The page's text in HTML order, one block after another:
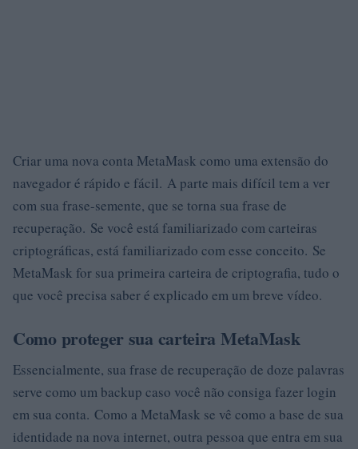
Criar uma nova conta MetaMask como uma extensão do
navegador é rápido e fácil. A parte mais difícil tem a ver
com sua frase-semente, que se torna sua frase de
recuperação. Se você está familiarizado com carteiras
criptográficas, está familiarizado com esse conceito. Se
MetaMask for sua primeira carteira de criptografia, tudo o
que você precisa saber é explicado em um breve vídeo.
Como proteger sua carteira MetaMask
Essencialmente, sua frase de recuperação de doze palavras
serve como um backup caso você não consiga fazer login
em sua conta. Como a MetaMask se vê como a base de sua
identidade na nova internet, outra pessoa que entra em sua